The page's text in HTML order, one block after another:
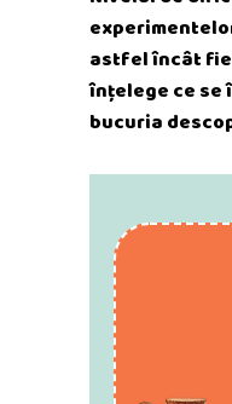
astfel încât
înțelege ce se
bucuria